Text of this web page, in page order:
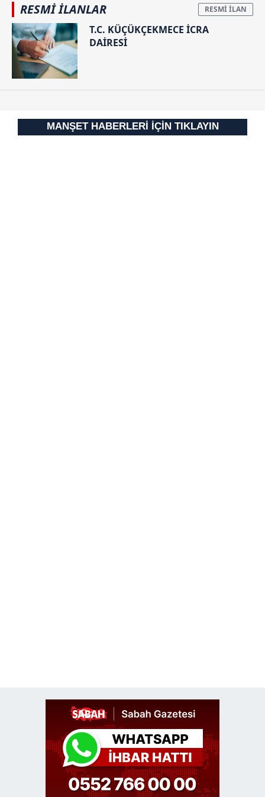
Çerezlere ilişkin tercihlerinizi aşağıda yer alan panel
vasıtasıyla belirleyebilirsiniz. Çerezlere ilişkin detaylı bilgi
için Ayarlar butonuna tıklayabilir,
Metnimiziziyaret edebilirsiniz.
6698 sayılı Kişisel Verilerin Korunması Kanunu uyarınca
ilgili mevzuata uygun olarak kullanılan çerezlerle ilgili bilgi
almak için lütfentıklayınız.
RESMİ İLANLAR
T.C. KÜÇÜKÇEKMECE İCRA
DAİRESİ
MANŞET HABERLERİ İÇİN TIKLAYIN